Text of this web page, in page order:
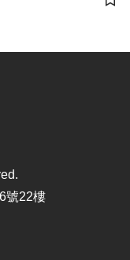
儲
號22樓